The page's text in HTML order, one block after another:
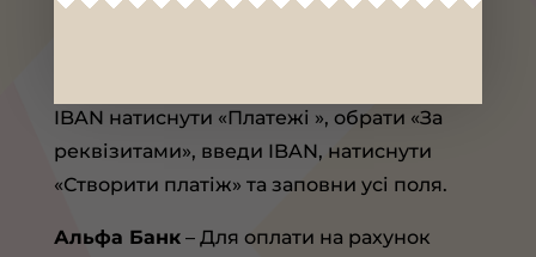
IBAN натиснути «Платежі », обрати «За
реквізитами», введи IBAN, натиснути
«Створити платіж» та заповни усі поля.
Альфа Банк– Для оплати на рахунок